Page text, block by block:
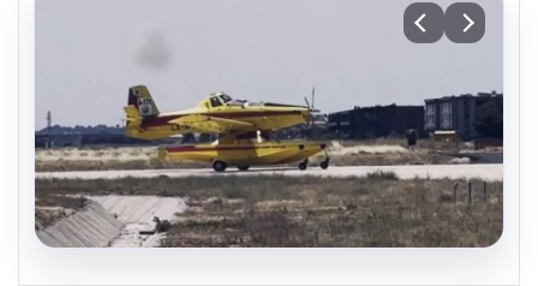
06.08.2026